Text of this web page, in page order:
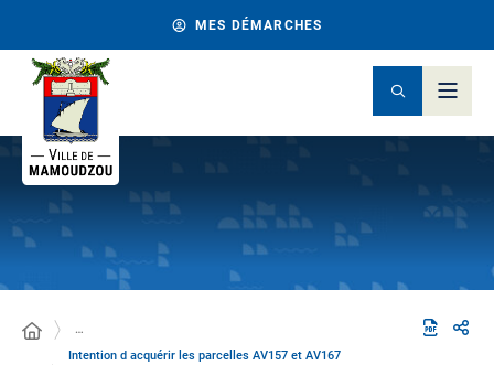
MES DÉMARCHES
…
Intention d acquérir les parcelles AV157 et AV167